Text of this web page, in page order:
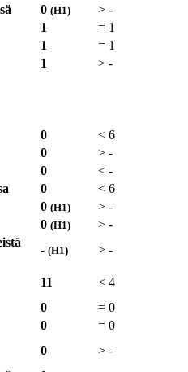
0 (H1) > -
1 = 1
1 = 1
1 > -
0 < 6
0 > -
0 < -
0 < 6
0 (H1) > -
0 (H1) > -
- (H1) > -
11 < 4
0 = 0
0 = 0
0 > -